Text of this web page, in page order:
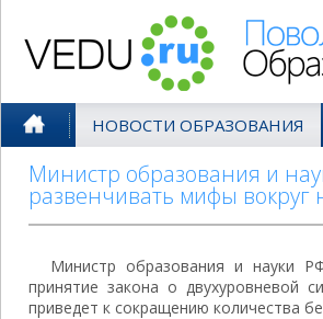
НОВОСТИ ОБРАЗОВАНИЯ
Министр образования и
развенчивать мифы вокруг
Министр образования и науки
принятие закона о двухуровневой
приведет к сокращению количества